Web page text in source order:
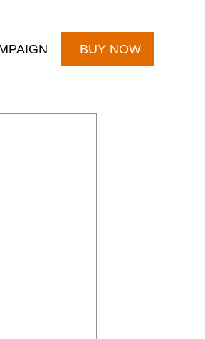
BUY NOW